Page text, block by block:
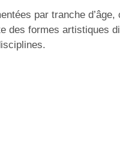
par tranche
formes artistiques